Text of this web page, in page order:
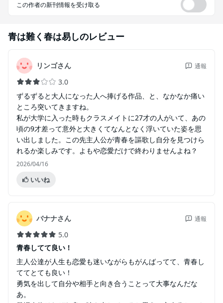
この作者の新刊情報を受け取る
青は難く春は易しのレビュー
リンゴさん 通報
3.0
ずるずると大人になった人へ捧げる作品、と、なかなか痛い
ところ突いてきますね。
私が大学に入った時もクラスメイトに27才の人がいて、あの
頃の9才差って意外と大きくてなんとなく浮いていた姿を思
い出しました。この先主人公が青春を謳歌し自分を見つけら
れるか楽しみです。よもや恋愛だけで終わりませんよね？
2026/04/16
いいね
バナナさん 通報
5.0
青春してて良い！
主人公達が人生も恋愛も迷いながらもがんばってて、青春し
ててとても良い！
勇気を出して自分や相手と向き合うことって大事なんだな
あ。